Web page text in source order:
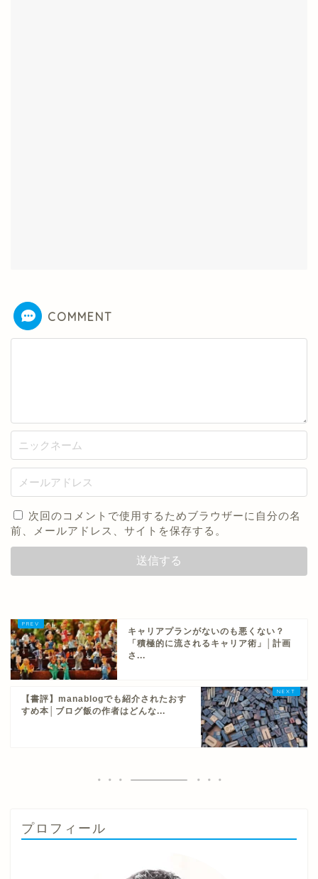
COMMENT
次回のコメントで使用するためブラウザーに自分の名
前、メールアドレス、サイトを保存する。
キャリアプランがないのも悪くない？
「積極的に流されるキャリア術」│計画
さ...
【書評】manablogでも紹介されたおす
すめ本│ブログ飯の作者はどんな...
プロフィール